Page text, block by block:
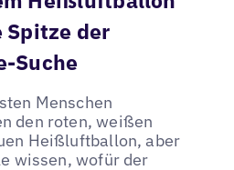
Spitze der
Suche
Menschen
den roten, weißen
Heißluftballon, aber
wissen, wofür der